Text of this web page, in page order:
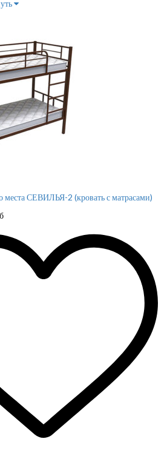
места СЕВИЛЬЯ-2 (кровать с матрасами)